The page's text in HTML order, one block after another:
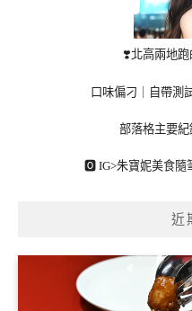
❣️北高兩地
口味偏刁｜自帶測
部落格主要
🅾 IG>朱寶妮美食隨
近